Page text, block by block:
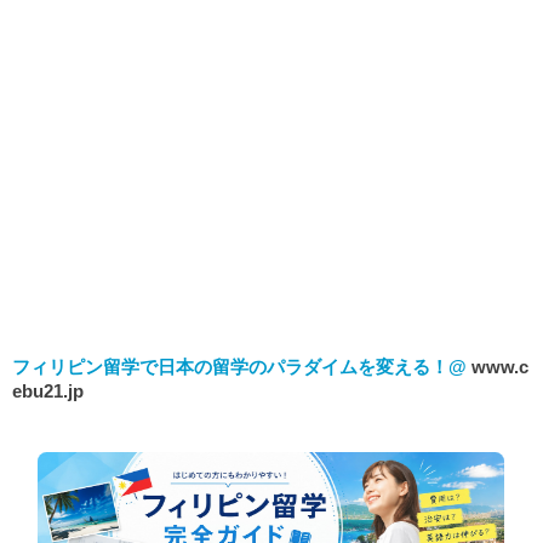
フィリピン留学で日本の留学のパラダイムを変える！@ www.c
ebu21.jp